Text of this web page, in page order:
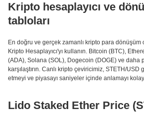
Kripto hesaplayıcı ve
tabloları
En doğru ve gerçek zamanlı kripto para dönüşüm
Kripto Hesaplayıcı'yı kullanın. Bitcoin (BTC),
(ADA), Solana (SOL), Dogecoin (DOGE) ve daha
karşılaştırın. Canlı kripto çeviricimiz, STETH/
etmeyi ve piyasayı saniyeler içinde anlamayı
Lido Staked Ether Price